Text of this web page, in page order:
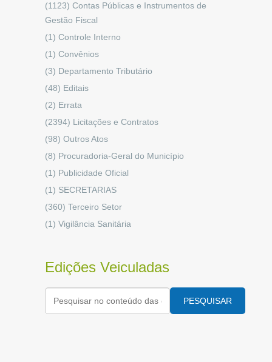
(1123) Contas Públicas e Instrumentos de
Gestão Fiscal
(1) Controle Interno
(1) Convênios
(3) Departamento Tributário
(48) Editais
(2) Errata
(2394) Licitações e Contratos
(98) Outros Atos
(8) Procuradoria-Geral do Município
(1) Publicidade Oficial
(1) SECRETARIAS
(360) Terceiro Setor
(1) Vigilância Sanitária
Edições Veiculadas
PESQUISAR